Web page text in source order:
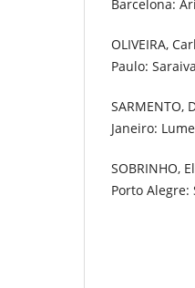
Barcelona:
OLIVEIRA,
Paulo:
Janeiro:
SOBRINHO,
Porto Alegre: